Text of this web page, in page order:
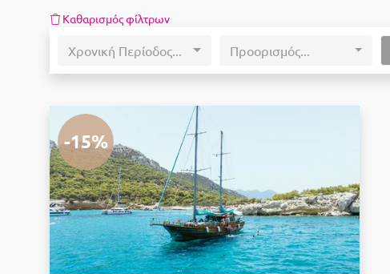
Καθαρισμός φίλτρων
Χρονική Περίοδος... Προορισμός...
-15%